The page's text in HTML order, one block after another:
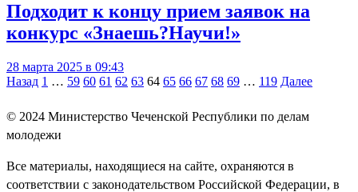
Подходит к концу прием заявок на
конкурс «Знаешь?Научи!»
28 марта 2025 в 09:43
Навигация
записям
Назад 1 … 59 60 61 62 63 64 65 66 67 68 69 … 119 Далее
© 2024 Министерство Чеченской Республики по делам
молодежи
Все материалы, находящиеся на сайте, охраняются в
соответствии с законодательством Российской Федерации, в